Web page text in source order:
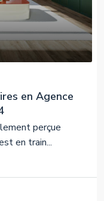
en Agence
perçue
en train...